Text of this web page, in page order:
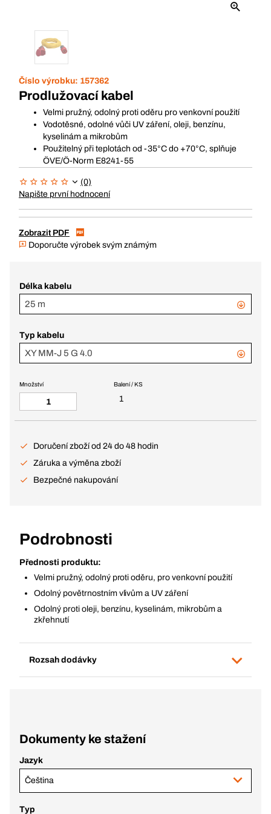
Číslo výrobku: 157362
Prodlužovací kabel
Velmi pružný, odolný proti oděru pro venkovní použití
Vodotěsné, odolné vůči UV záření, oleji, benzínu,
kyselinám a mikrobům
Použitelný při teplotách od -35°C do +70°C, splňuje
ÖVE/Ö-Norm E8241-55
(0)
Napište první hodnocení
Zobrazit PDF
Doporučte výrobek svým známým
Délka kabelu
25 m
Typ kabelu
XY MM-J 5 G 4.0
Balení / KS
1
Množství
Doručení zboží od 24 do 48 hodin
Záruka a výměna zboží
Bezpečné nakupování
Podrobnosti
Přednosti produktu:
Velmi pružný, odolný proti oděru, pro venkovní použití
Odolný povětrnostním vlivům a UV záření
Odolný proti oleji, benzínu, kyselinám, mikrobům a
zkřehnutí
Rozsah dodávky
Dokumenty ke stažení
Jazyk
Čeština
Typ